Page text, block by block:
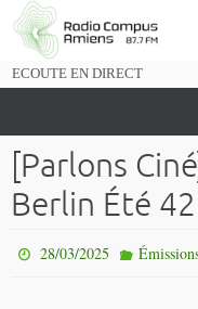
Passer
vers
ECOUTE EN DIRECT
[Parlons
Berlin Été
28/03/2025